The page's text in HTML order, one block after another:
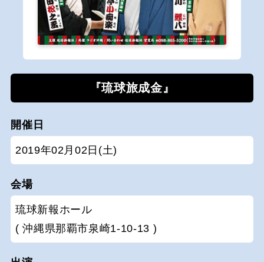
『琉球旅成金』
開催日
2019年02月02日(土)
会場
琉球新報ホール
( 沖縄県那覇市泉崎1-10-13 )